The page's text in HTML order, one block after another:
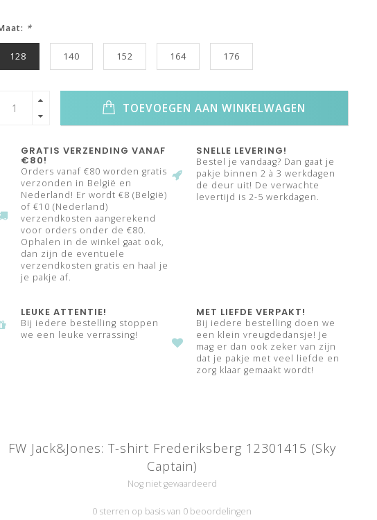
*
128 140 152 164 176
TOEVOEGEN AAN WINKELWAGEN
GRATIS VERZENDING VANAF
€80!
Orders vanaf €80 worden gratis
verzonden in België en
Nederland! Er wordt €8 (België)
of €10 (Nederland)
verzendkosten aangerekend
voor orders onder de €80.
Ophalen in de winkel gaat ook,
dan zijn de eventuele
verzendkosten gratis en haal je
je pakje af.
SNELLE LEVERING!
Bestel je vandaag? Dan gaat je
pakje binnen 2 à 3 werkdagen
de deur uit! De verwachte
levertijd is 2-5 werkdagen.
LEUKE ATTENTIE!
Bij iedere bestelling stoppen
we een leuke verrassing!
MET LIEFDE VERPAKT!
Bij iedere bestelling doen we
een klein vreugdedansje! Je
mag er dan ook zeker van zijn
dat je pakje met veel liefde en
zorg klaar gemaakt wordt!
FW Jack&Jones: T-shirt Frederiksberg 12301415 (Sky
Captain)
Nog niet gewaardeerd
0 sterren op basis van 0 beoordelingen